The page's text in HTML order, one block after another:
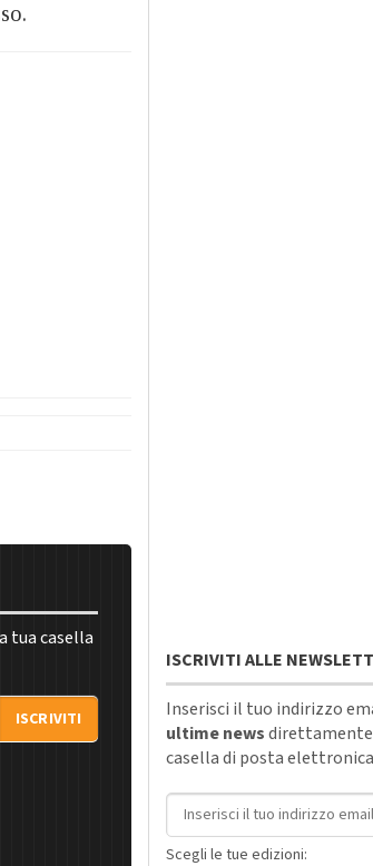
tua casella
ISCRIVITI
ISCRIVITI ALLE
Inserisci il tuo indirizzo
ultime news
casella di posta
Indirizzo email
Scegli le tue edizioni: